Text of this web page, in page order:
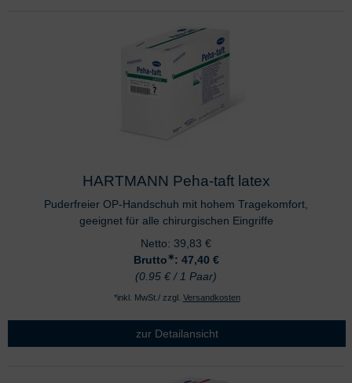
HARTMANN Peha-taft latex
Puderfreier OP-Handschuh mit hohem Tragekomfort,
geeignet für alle chirurgischen Eingriffe
Netto: 39,83 €
Brutto∗: 47,40 €
(0.95 € / 1 Paar)
*inkl. MwSt./ zzgl. Versandkosten
zur Detailansicht